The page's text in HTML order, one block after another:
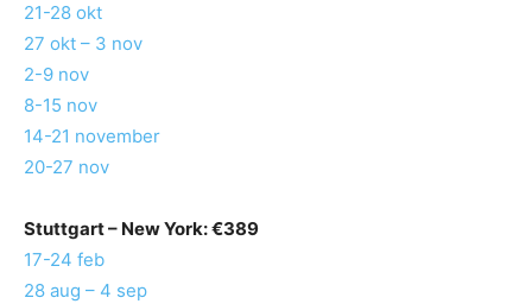
21-28 okt
27 okt – 3 nov
2-9 nov
8-15 nov
14-21 november
20-27 nov
Stuttgart– New York: €389
17-24 feb
28 aug – 4 sep